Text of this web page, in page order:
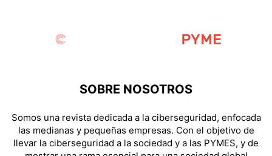
SOBRE NOSOTROS
Somos una revista dedicada a la ciberseguridad, enfocada
las medianas y pequeñas empresas. Con el objetivo de
llevar la ciberseguridad a la sociedad y a las PYMES, y de